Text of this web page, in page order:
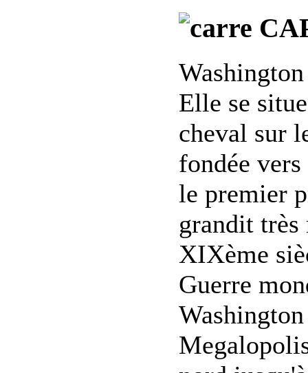
Elle se
cheval sur
fondée
le premier
grandit très
XIXème
Guerre